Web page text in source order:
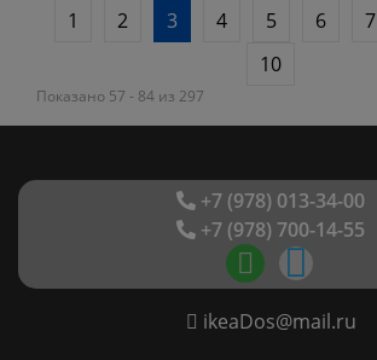
1 2 3 4 5 6 7
10
Показано 57 - 84 из 297
+7 (978) 013-34-00
+7 (978) 700-14-55
ikeaDos@mail.ru